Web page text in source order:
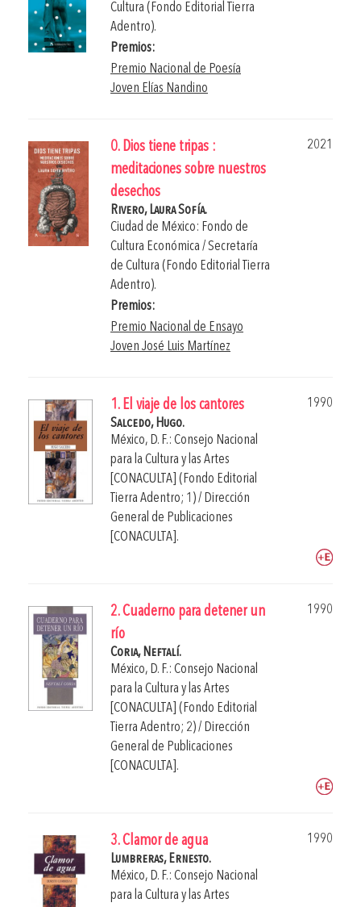
Cultura (Fondo Editorial Tierra
Adentro).
Premios:
Premio Nacional de Poesía
Joven Elías Nandino
0. Dios tiene tripas :
meditaciones sobre nuestros
desechos
2021
Rivero, Laura Sofía.
Ciudad de México: Fondo de
Cultura Económica / Secretaría
de Cultura (Fondo Editorial Tierra
Adentro).
Premios:
Premio Nacional de Ensayo
Joven José Luis Martínez
1. El viaje de los cantores
1990
Salcedo, Hugo.
México, D. F.: Consejo Nacional
para la Cultura y las Artes
[CONACULTA] (Fondo Editorial
Tierra Adentro; 1) / Dirección
General de Publicaciones
[CONACULTA].
2. Cuaderno para detener un
río
1990
Coria, Neftalí.
México, D. F.: Consejo Nacional
para la Cultura y las Artes
[CONACULTA] (Fondo Editorial
Tierra Adentro; 2) / Dirección
General de Publicaciones
[CONACULTA].
3. Clamor de agua
1990
Lumbreras, Ernesto.
México, D. F.: Consejo Nacional
para la Cultura y las Artes